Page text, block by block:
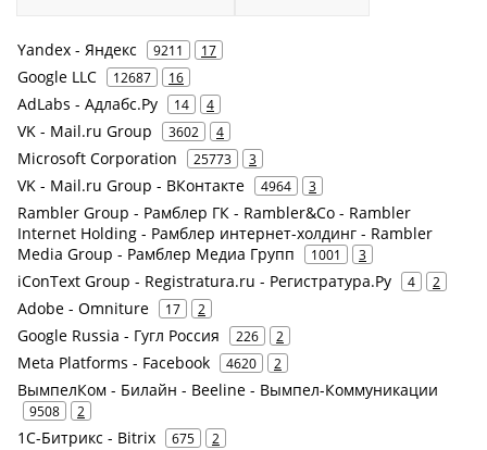
Yandex - Яндекс 9211 17
Google LLC 12687 16
AdLabs - Адлабс.Ру 14 4
VK - Mail.ru Group 3602 4
Microsoft Corporation 25773 3
VK - Mail.ru Group - ВКонтакте 4964 3
Rambler Group - Рамблер ГК - Rambler&Co - Rambler
Internet Holding - Рамблер интернет-холдинг - Rambler
Media Group - Рамблер Медиа Групп
1001 3
iConText Group - Registratura.ru - Регистратура.Ру 4 2
Adobe - Omniture 17 2
Google Russia - Гугл Россия 226 2
Meta Platforms - Facebook 4620 2
ВымпелКом - Билайн - Beeline - Вымпел-Коммуникации
9508 2
1С-Битрикс - Bitrix 675 2